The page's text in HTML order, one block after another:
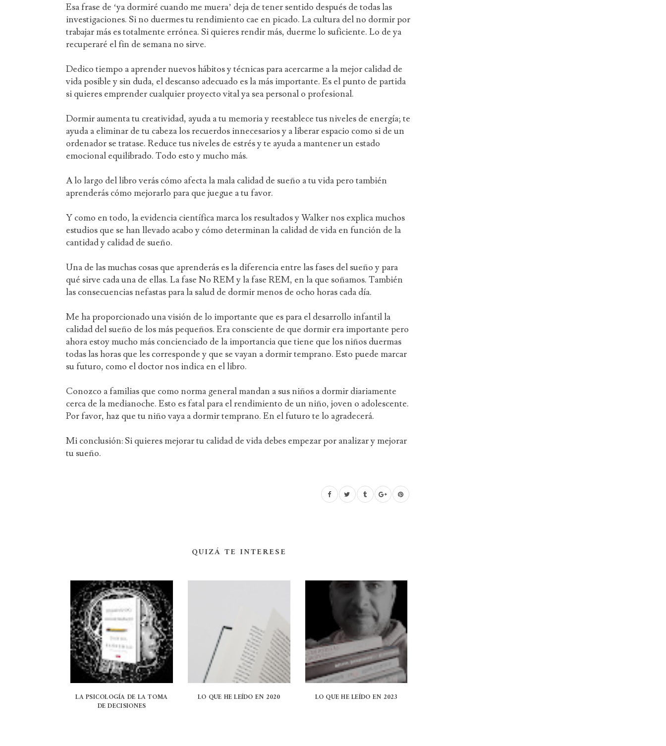
Esa frase de ‘ya dormiré cuando me muera’ deja de tener sentido después de todas las
investigaciones. Si no duermes tu rendimiento cae en picado. La cultura del no dormir por
trabajar más es totalmente errónea. Si quieres rendir más, duerme lo suficiente. Lo de ya
recuperaré el fin de semana no sirve.
Dedico tiempo a aprender nuevos hábitos y técnicas para acercarme a la mejor calidad de
vida posible y sin duda, el descanso adecuado es la más importante. Es el punto de partida
si quieres emprender cualquier proyecto vital ya sea personal o profesional.
Dormir aumenta tu creatividad, ayuda a tu memoria y reestablece tus niveles de energía; te
ayuda a eliminar de tu cabeza los recuerdos innecesarios y a liberar espacio como si de un
ordenador se tratase. Reduce tus niveles de estrés y te ayuda a mantener un estado
emocional equilibrado. Todo esto y mucho más.
A lo largo del libro verás cómo afecta la mala calidad de sueño a tu vida pero también
aprenderás cómo mejorarlo para que juegue a tu favor.
Y como en todo, la evidencia científica marca los resultados y Walker nos explica muchos
estudios que se han llevado acabo y cómo determinan la calidad de vida en función de la
cantidad y calidad de sueño.
Una de las muchas cosas que aprenderás es la diferencia entre las fases del sueño y para
qué sirve cada una de ellas. La fase No REM y la fase REM, en la que soñamos. También
las consecuencias nefastas para la salud de dormir menos de ocho horas cada día.
Me ha proporcionado una visión de lo importante que es para el desarrollo infantil la
calidad del sueño de los más pequeños. Era consciente de que dormir era importante pero
ahora estoy mucho más concienciado de la importancia que tiene que los niños duermas
todas las horas que les corresponde y que se vayan a dormir temprano. Esto puede marcar
su futuro, como el doctor nos indica en el libro.
Conozco a familias que como norma general mandan a sus niños a dormir diariamente
cerca de la medianoche. Esto es fatal para el rendimiento de un niño, joven o adolescente.
Por favor, haz que tu niño vaya a dormir temprano. En el futuro te lo agradecerá.
Mi conclusión: Si quieres mejorar tu calidad de vida debes empezar por analizar y mejorar
tu sueño.
QUIZÁ TE INTERESE
LA PSICOLOGÍA DE LA TOMA
DE DECISIONES
LO QUE HE LEÍDO EN 2020 LO QUE HE LEÍDO EN 2023